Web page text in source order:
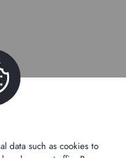
data such as cookies to